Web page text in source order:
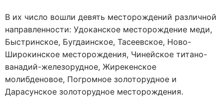
В их число вошли девять месторождений различной
направленности: Удоканское месторождение меди,
Быстринское, Бугдаинское, Тасеевское, Ново-
Широкинское месторождения, Чинейское титано-
ванадий-железорудное, Жирекенское
молибденовое, Погромное золоторудное и
Дарасунское золоторудное месторождения.